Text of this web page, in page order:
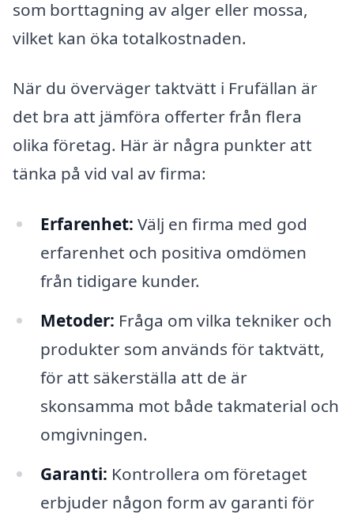
som borttagning av alger eller mossa,
vilket kan öka totalkostnaden.
När du överväger taktvätt i Frufällan är
det bra att jämföra offerter från flera
olika företag. Här är några punkter att
tänka på vid val av firma:
Erfarenhet: Välj en firma med god
erfarenhet och positiva omdömen
från tidigare kunder.
Metoder: Fråga om vilka tekniker och
produkter som används för taktvätt,
för att säkerställa att de är
skonsamma mot både takmaterial och
omgivningen.
Garanti: Kontrollera om företaget
erbjuder någon form av garanti för